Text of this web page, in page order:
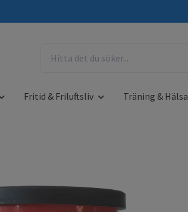
Fritid & Friluftsliv Träning & Hälsa